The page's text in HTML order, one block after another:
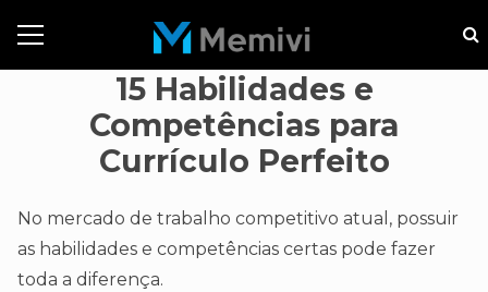
15 Habilidades e
Competências para
Currículo Perfeito
No mercado de trabalho competitivo atual, possuir
as habilidades e competências certas pode fazer
toda a diferença.